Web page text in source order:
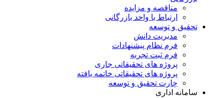
مناقصه و مزایده
ارتباط با واحد بازرگانی
تحقیق و توسعه
مدیریت دانش
فرم نظام پیشنهادات
فرم ثبت تجربه
پروژه های تحقیقاتی جاری
پروژه های تحقیقاتی خاتمه یافته
چارت تحقیق و توسعه
سامانه اداری